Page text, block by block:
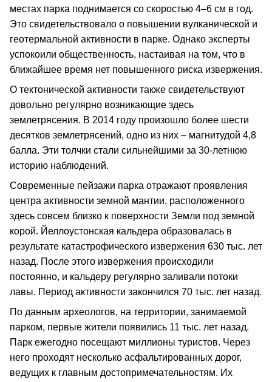
местах парка поднимается со скоростью 4–6 см в год.
Это свидетельствовало о повышении вулканической и
геотермальной активности в парке. Однако эксперты
успокоили общественность, настаивая на том, что в
ближайшее время нет повышенного риска извержения.
О тектонической активности также свидетельствуют
довольно регулярно возникающие здесь
землетрясения. В 2014 году произошло более шести
десятков землетрясений, одно из них – магнитудой 4,8
балла. Эти толчки стали сильнейшими за 30-летнюю
историю наблюдений.
Современные пейзажи парка отражают проявления
центра активности земной мантии, расположенного
здесь совсем близко к поверхности Земли под земной
корой. Йеллоустонская кальдера образовалась в
результате катастрофического извержения 630 тыс. лет
назад. После этого извержения происходили
постоянно, и кальдеру регулярно заливали потоки
лавы. Период активности закончился 70 тыс. лет назад.
По данным археологов, на территории, занимаемой
парком, первые жители появились 11 тыс. лет назад.
Парк ежегодно посещают миллионы туристов. Через
него проходят несколько асфальтированных дорог,
ведущих к главным достопримечательностям. Их